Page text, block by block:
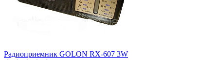
Радиоприемник GOLON RX-607 3W